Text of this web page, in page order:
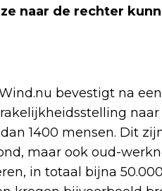
naar de rechter
bevestigt na
1400 mensen. Dit
maar ook oud-
in totaal bijna